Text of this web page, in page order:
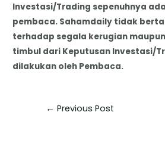
Investasi/Trading sepenuhnya
pembaca. Sahamdaily tidak
terhadap segala kerugian
timbul dari Keputusan Investasi/
dilakukan oleh Pembaca.
← Previous Post